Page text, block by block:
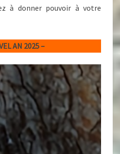
à donner pouvoir à votre
AN 2025 –